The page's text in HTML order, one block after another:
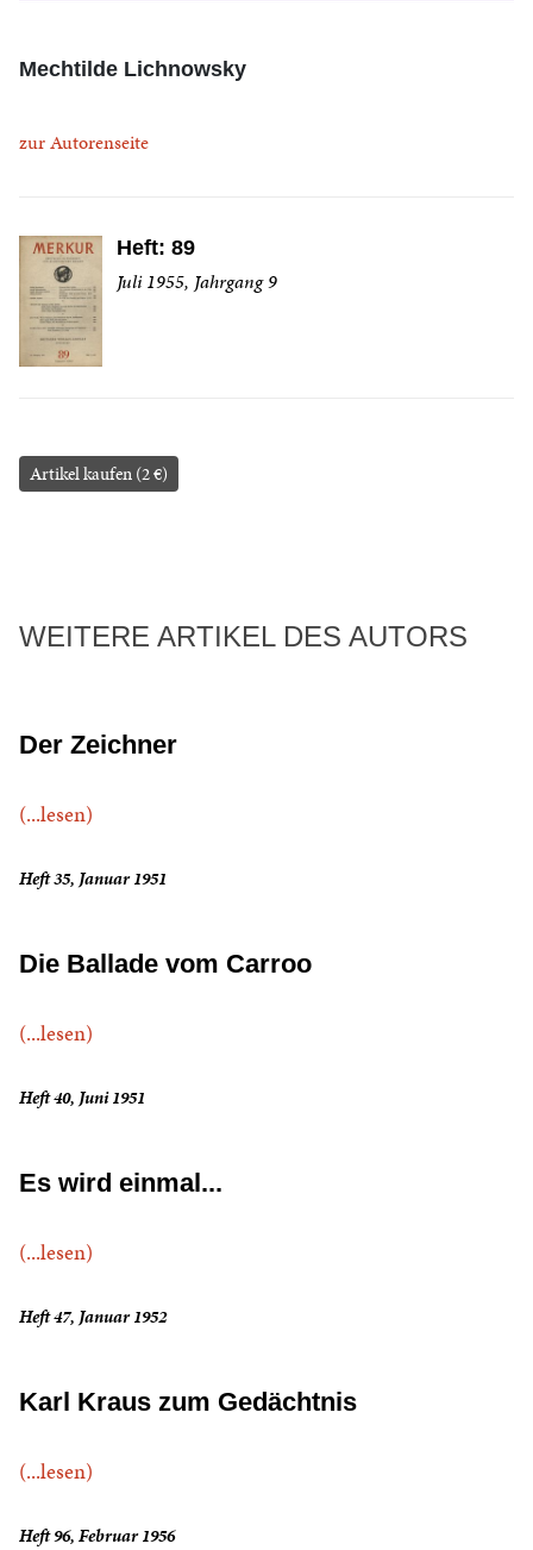
Mechtilde Lichnowsky
zur Autorenseite
Heft: 89
Juli 1955, Jahrgang 9
Artikel kaufen (2 €)
WEITERE ARTIKEL DES AUTORS
Der Zeichner
(...lesen)
Heft 35, Januar 1951
Die Ballade vom Carroo
(...lesen)
Heft 40, Juni 1951
Es wird einmal...
(...lesen)
Heft 47, Januar 1952
Karl Kraus zum Gedächtnis
(...lesen)
Heft 96, Februar 1956